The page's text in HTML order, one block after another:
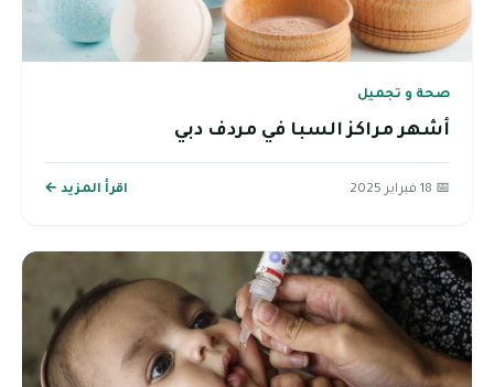
صحة و تجميل
أشهر مراكز السبا في مردف دبي
📅 18 فبراير 2025 اقرأ المزيد ←